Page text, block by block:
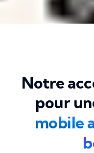
Notre
pour
mobile